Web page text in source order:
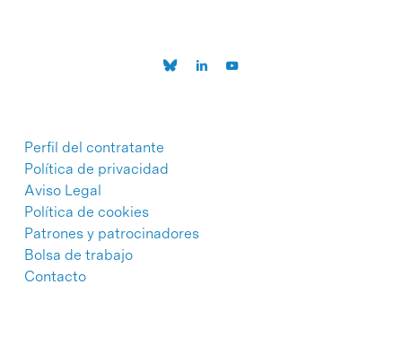
Perfil del contratante
Política de privacidad
Aviso Legal
Política de cookies
Patrones y patrocinadores
Bolsa de trabajo
Contacto